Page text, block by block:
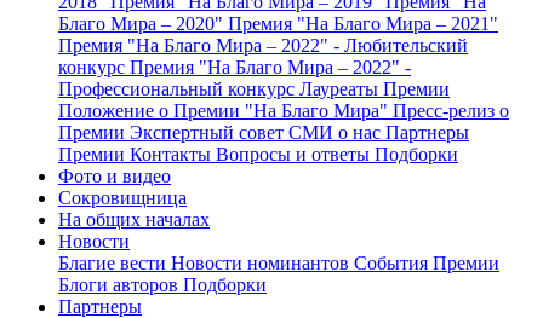
Благо Мира – 2020" Премия "На Благо Мира – 2021"
Премия "На Благо Мира – 2022" - Любительский
конкурс Премия "На Благо Мира – 2022" -
Профессиональный конкурс Лауреаты Премии
Положение о Премии "На Благо Мира" Пресс-релиз о
Премии Экспертный совет СМИ о нас Партнеры
Премии Контакты Вопросы и ответы Подборки
Фото и видео
Сокровищница
На общих началах
Новости
Благие вести Новости номинантов События Премии
Блоги авторов Подборки
Партнеры